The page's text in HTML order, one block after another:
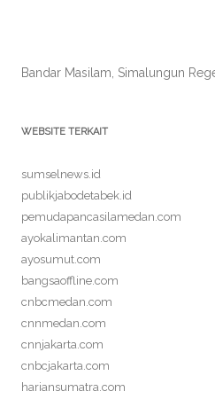
Bandar Masilam, Simalungun
WEBSITE TERKAIT
sumselnews.id
publikjabodetabek.id
pemudapancasilamedan.com
ayokalimantan.com
ayosumut.com
bangsaoffline.com
cnbcmedan.com
cnnmedan.com
cnnjakarta.com
cnbcjakarta.com
hariansumatra.com